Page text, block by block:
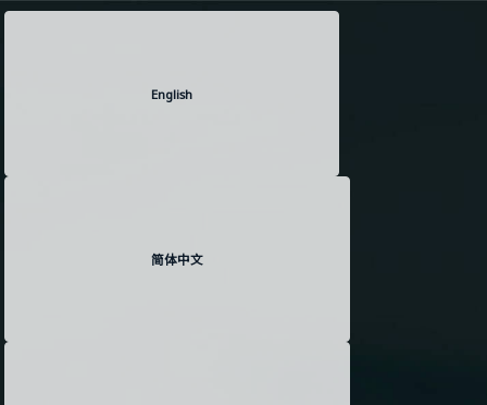
English
简体中文